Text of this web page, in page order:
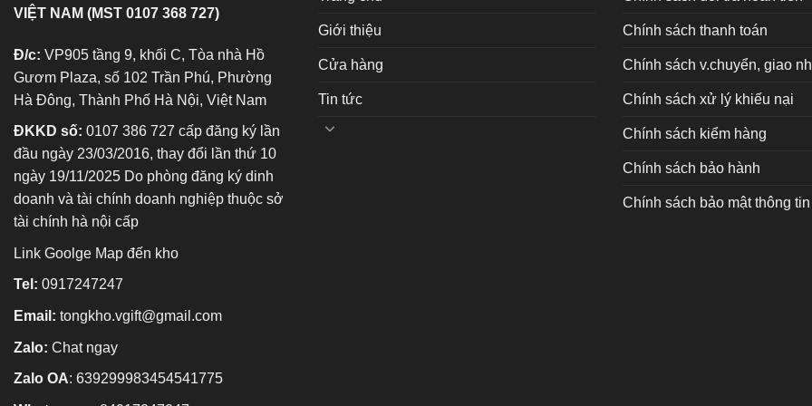
VIỆT NAM (MST 0107 368 727)
Đ/c: VP905 tầng 9, khối C, Tòa nhà Hồ
Gươm Plaza, số 102 Trần Phú, Phường
Hà Đông, Thành Phố Hà Nội, Việt Nam
ĐKKD số: 0107 386 727 cấp đăng ký lần
đầu ngày 23/03/2016, thay đổi lần thứ 10
ngày 19/11/2025 Do phòng đăng ký dinh
doanh và tài chính doanh nghiệp thuộc sở
tài chính hà nội cấp
Link Goolge Map đến kho
Tel: 0917247247
Email: tongkho.vgift@gmail.com
Zalo: Chat ngay
Zalo OA: 639299983454541775
Giới thiệu
Cửa hàng
Tin tức
Chính sách thanh toán
Chính sách v.chuyển, giao
Chính sách xử lý khiếu nại
Chính sách kiểm hàng
Chính sách bảo hành
Chính sách bảo mật thông tin